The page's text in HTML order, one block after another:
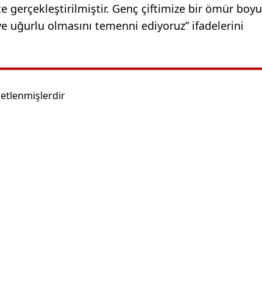
gerçekleştirilmiştir. Genç çiftimize bir ömür boyu
uğurlu olmasını temenni ediyoruz” ifadelerini